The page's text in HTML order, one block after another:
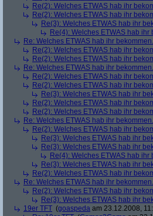
Re(2): Welches ETWAS hab ihr
Re(2): Welches ETWAS hab ihr
Re(3): Welches ETWAS hab ihr
Re(4): Welches ETWAS hab ihr
Re: Welches ETWAS hab ihr
Re(2): Welches ETWAS hab ihr
Re(2): Welches ETWAS hab ihr
Re: Welches ETWAS hab ihr
Re(2): Welches ETWAS hab ihr
Re(2): Welches ETWAS hab ihr
Re(3): Welches ETWAS hab ihr
Re(2): Welches ETWAS hab ihr
Re(2): Welches ETWAS hab ihr
Re: Welches ETWAS hab ihr
Re(2): Welches ETWAS hab ihr
Re(3): Welches ETWAS hab ihr
Re(3): Welches ETWAS hab ihr
Re(4): Welches ETWAS hab ihr
Re(3): Welches ETWAS hab ihr
Re(2): Welches ETWAS hab ihr
Re: Welches ETWAS hab ihr
Re(2): Welches ETWAS hab ihr
Re(3): Welches ETWAS hab ihr
19er TFT (goaspeda am 23.12.2008,